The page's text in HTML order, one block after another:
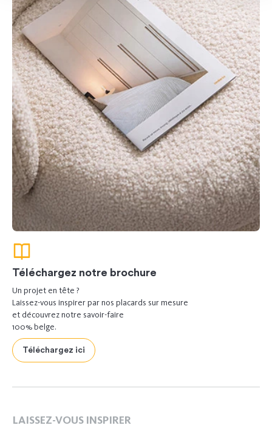
Téléchargez notre brochure
Un projet en tête ?
Laissez-vous inspirer par nos placards sur mesure
et découvrez notre savoir-faire
100% belge.
Téléchargez ici
LAISSEZ-VOUS INSPIRER